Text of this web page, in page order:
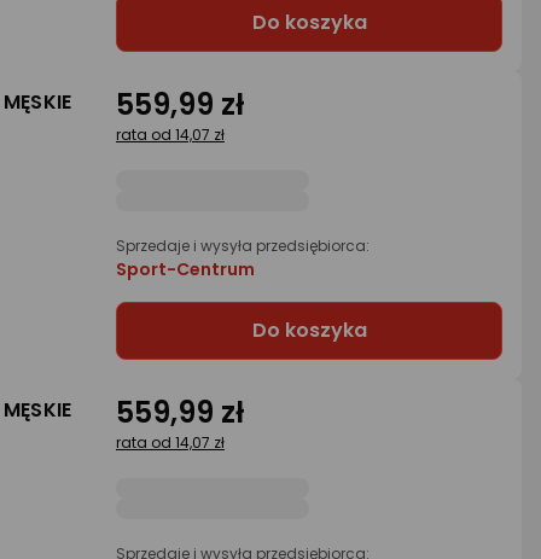
Do koszyka
559,99 zł
rata od 14,07 zł
Sprzedaje i wysyła przedsiębiorca:
Sport-Centrum
Do koszyka
559,99 zł
rata od 14,07 zł
Sprzedaje i wysyła przedsiębiorca: